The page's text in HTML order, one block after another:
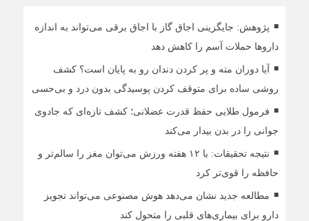
پژوهش: جایگزینی اجاق گاز با اجاق برقی می‌تواند به اندازه
داروها حملات آسم را کاهش دهد
آیا دوران مته و پر کردن دندان رو به پایان است؟ کشف
روشی ساده برای متوقف کردن پوسیدگی بدون درد و بی‌حسی
فرمول طلایی حفظ قدرت عضلانی؛ کشف تازه‌ای که جادوی
جوانی را در بدن بیدار می‌کند
نتیجه تحقیقات: با ۱۲ هفته ورزش می‌توان مغز را سالم‌تر و
حافظه را قوی‌تر کرد
مطالعه جدید نشان می‌دهد هوش مصنوعی می‌تواند تجویز
دارو برای بیماری‌های قلبی را متحول کند